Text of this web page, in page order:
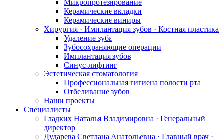
Микропротезирование
Керамические вкладки
Керамические виниры
Хирургия · Имплантация зубов · Костная пластика
Удаление зуба
Зубосохраняющие операции
Имплантация зубов
Синус-лифтинг
Эстетическая стоматология
Профессиональная гигиена полости рта
Отбеливание зубов
Наши проекты
Специалисты
Гладких Наталья Владимировна · Генеральный
директор
Дударева Светлана Анатольевна · Главный врач ·